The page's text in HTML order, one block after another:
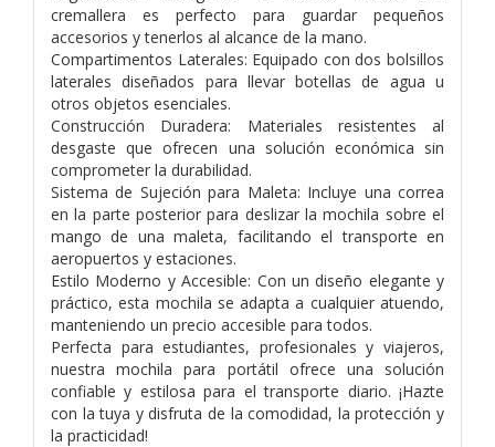
cremallera es perfecto para guardar pequeños
accesorios y tenerlos al alcance de la mano.
Compartimentos Laterales: Equipado con dos bolsillos
laterales diseñados para llevar botellas de agua u
otros objetos esenciales.
Construcción Duradera: Materiales resistentes al
desgaste que ofrecen una solución económica sin
comprometer la durabilidad.
Sistema de Sujeción para Maleta: Incluye una correa
en la parte posterior para deslizar la mochila sobre el
mango de una maleta, facilitando el transporte en
aeropuertos y estaciones.
Estilo Moderno y Accesible: Con un diseño elegante y
práctico, esta mochila se adapta a cualquier atuendo,
manteniendo un precio accesible para todos.
Perfecta para estudiantes, profesionales y viajeros,
nuestra mochila para portátil ofrece una solución
confiable y estilosa para el transporte diario. ¡Hazte
con la tuya y disfruta de la comodidad, la protección y
la practicidad!